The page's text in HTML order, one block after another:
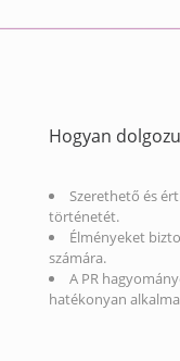
Hogyan
Szerethető és
történetét.
Élményeket
számára.
A PR
hatékonyan